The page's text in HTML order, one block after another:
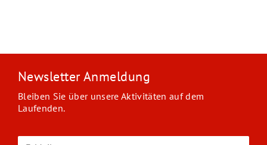
Newsletter Anmeldung
Bleiben Sie über unsere Aktivitäten auf dem
Laufenden.